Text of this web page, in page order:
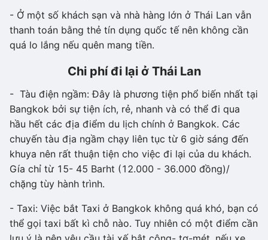
- Ở một số khách sạn và nhà hàng lớn ở Thái Lan vẫn
thanh toán bằng thẻ tín dụng quốc tế nên không cần
quá lo lắng nếu quên mang tiền.
Chi phí đi lại ở Thái Lan
- Tàu điện ngầm: Đây là phương tiện phổ biến nhất tại
Bangkok bởi sự tiện ích, rẻ, nhanh và có thể đi qua
hầu hết các địa điểm du lịch chính ở Bangkok. Các
chuyến tàu địa ngầm chạy liên tục từ 6 giờ sáng đến
khuya nên rất thuận tiện cho việc đi lại của du khách.
Gía chỉ từ 15- 45 Barht (12.000 - 36.000 đồng)/
chặng tùy hành trình.
- Taxi: Việc bắt Taxi ở Bangkok không quá khó, bạn có
thể gọi taxi bất kì chỗ nào. Tuy nhiên có một điểm cần